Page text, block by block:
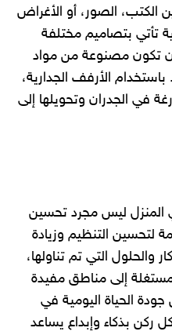
الكتب، الصور، أو الأغراض
تأتي بتصاميم مختلفة
تكون مصنوعة من مواد
الأرفف الجدارية،
في الجدران وتحويلها إلى
المنزل ليس مجرد تحسين
لتحسين التنظيم وزيادة
والحلول التي تم تناولها،
إلى مناطق مفيدة
الحياة اليومية في
ركن بذكاء وإبداع يساعد